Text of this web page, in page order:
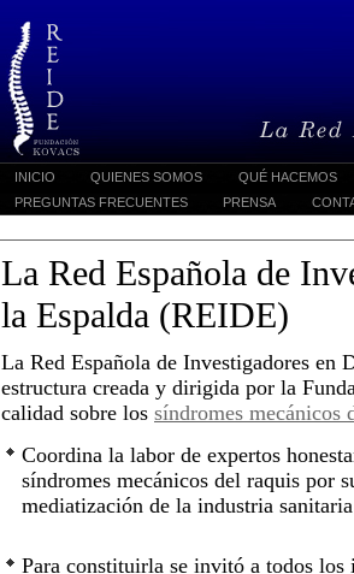
INICIO QUIENES SOMOS
QUÉ HACEMOS
PREGUNTAS FRECUENTES
PRENSA
La Red Española de
la Espalda (REIDE)
La Red Española de Investigadores en
estructura creada y dirigida por la
calidad sobre los síndromes mecánicos
Coordina la labor de expertos
síndromes mecánicos del raquis por
mediatización de la industria
Para constituirla se invitó a todos los